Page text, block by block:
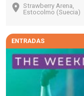
Strawberry Arena,
Estocolmo (Suecia)
ENTRADAS